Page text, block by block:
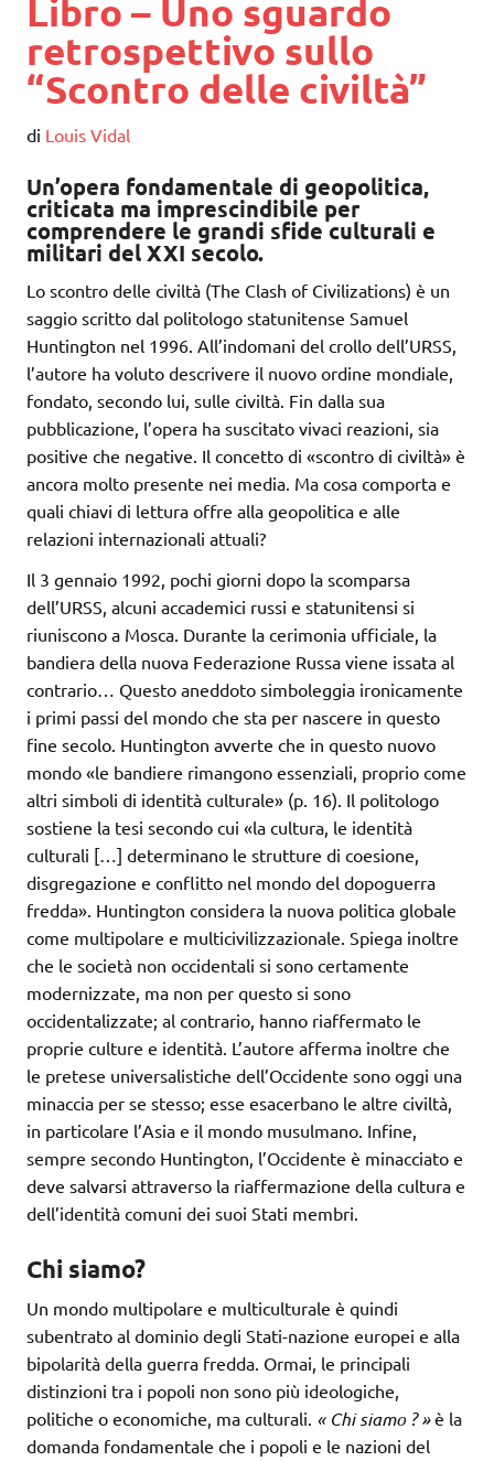
Libro – Uno sguardo
retrospettivo sullo
“Scontro delle civiltà”
di Louis Vidal
Un’opera fondamentale di geopolitica,
criticata ma imprescindibile per
comprendere le grandi sfide culturali e
militari del XXI secolo.
Lo scontro delle civiltà (The Clash of Civilizations) è un
saggio scritto dal politologo statunitense Samuel
Huntington nel 1996. All’indomani del crollo dell’URSS,
l’autore ha voluto descrivere il nuovo ordine mondiale,
fondato, secondo lui, sulle civiltà. Fin dalla sua
pubblicazione, l’opera ha suscitato vivaci reazioni, sia
positive che negative. Il concetto di «scontro di civiltà» è
ancora molto presente nei media. Ma cosa comporta e
quali chiavi di lettura offre alla geopolitica e alle
relazioni internazionali attuali?
Il 3 gennaio 1992, pochi giorni dopo la scomparsa
dell’URSS, alcuni accademici russi e statunitensi si
riuniscono a Mosca. Durante la cerimonia ufficiale, la
bandiera della nuova Federazione Russa viene issata al
contrario… Questo aneddoto simboleggia ironicamente
i primi passi del mondo che sta per nascere in questo
fine secolo. Huntington avverte che in questo nuovo
mondo «le bandiere rimangono essenziali, proprio come
altri simboli di identità culturale» (p. 16). Il politologo
sostiene la tesi secondo cui «la cultura, le identità
culturali […] determinano le strutture di coesione,
disgregazione e conflitto nel mondo del dopoguerra
fredda». Huntington considera la nuova politica globale
come multipolare e multicivilizzazionale. Spiega inoltre
che le società non occidentali si sono certamente
modernizzate, ma non per questo si sono
occidentalizzate; al contrario, hanno riaffermato le
proprie culture e identità. L’autore afferma inoltre che
le pretese universalistiche dell’Occidente sono oggi una
minaccia per se stesso; esse esacerbano le altre civiltà,
in particolare l’Asia e il mondo musulmano. Infine,
sempre secondo Huntington, l’Occidente è minacciato e
deve salvarsi attraverso la riaffermazione della cultura e
dell’identità comuni dei suoi Stati membri.
Chi siamo?
Un mondo multipolare e multiculturale è quindi
subentrato al dominio degli Stati-nazione europei e alla
bipolarità della guerra fredda. Ormai, le principali
distinzioni tra i popoli non sono più ideologiche,
politiche o economiche, ma culturali. « Chi siamo ? »è la
domanda fondamentale che i popoli e le nazioni del